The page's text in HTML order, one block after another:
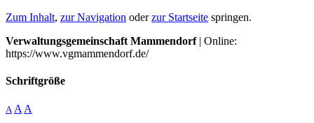
Zum Inhalt, zur Navigation oderzur Startseite springen.
Verwaltungsgemeinschaft Mammendorf| Online:
https://www.vgmammendorf.de/
Schriftgröße
A A A